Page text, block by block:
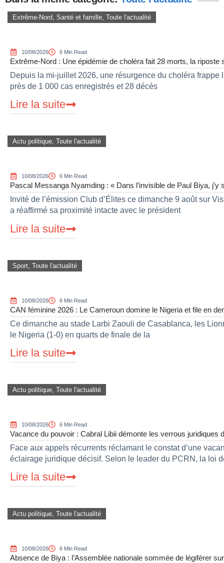
Extrême-Nord Santé et famille Toute l'actualité
10/08/2026 6 Min Read
Extrême-Nord : Une épidémie de choléra fait 28 morts, la riposte
Depuis la mi-juillet 2026, une résurgence du choléra frappe
près de 1 000 cas enregistrés et 28 décès
Lire la suite
Actu politique, Toute l'actualité
10/08/2026 6 Min Read
Pascal Messanga Nyamding : « Dans l’invisible de Paul Biya, j’y
Invité de l’émission Club d’Élites ce dimanche 9 août sur
a réaffirmé sa proximité intacte avec le président
Lire la suite
Sport Toute l'actualité
10/08/2026 6 Min Read
CAN féminine 2026 : Le Cameroun domine le Nigeria et file en
Ce dimanche au stade Larbi Zaouli de Casablanca, les
le Nigeria (1-0) en quarts de finale de la
Lire la suite
Actu politique Toute l'actualité
10/08/2026 6 Min Read
Vacance du pouvoir : Cabral Libii démonte les verrous juridiques
Face aux appels récurrents réclamant le constat d’une
éclairage juridique décisif. Selon le leader du PCRN, la loi
Lire la suite
Actu politique, Toute l'actualité
10/08/2026 6 Min Read
Absence de Biya : l’Assemblée nationale sommée de légiférer